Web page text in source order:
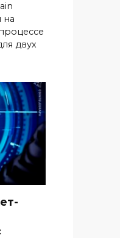
на
двух